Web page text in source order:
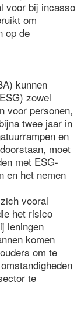
voor bij incasso
om
op de
kunnen
zowel
voor personen,
twee jaar in
en
moet
met ESG-
en het nemen
vooral
het risico
leningen
komen
om te
te